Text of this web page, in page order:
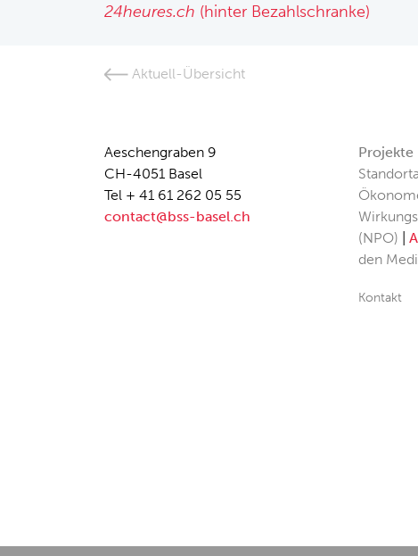
24heures.ch (hinter Bezahlschranke)
Aktuell-Übersicht
Aeschengraben 9
CH-4051 Basel
Tel + 41 61 262 05 55
contact@bss-basel.ch
Projekte
(NPO)
den
Kontakt